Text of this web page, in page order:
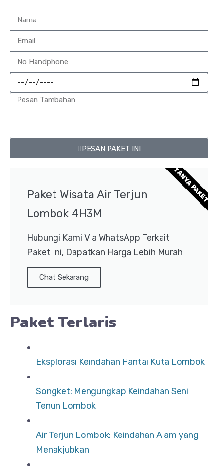
PESAN PAKET INI
Paket Wisata Air Terjun
Lombok 4H3M
Hubungi Kami Via WhatsApp Terkait
Paket Ini, Dapatkan Harga Lebih Murah
Chat Sekarang
TANYA PAKET
Paket Terlaris
Eksplorasi Keindahan Pantai Kuta Lombok
Songket: Mengungkap Keindahan Seni
Tenun Lombok
Air Terjun Lombok: Keindahan Alam yang
Menakjubkan